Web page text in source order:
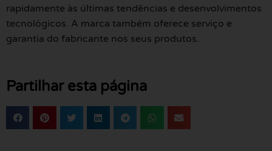
rapidamente às últimas tendências e desenvolvimentos
tecnológicos. A marca também oferece serviço e
garantia do fabricante nos seus produtos.
Partilhar esta página